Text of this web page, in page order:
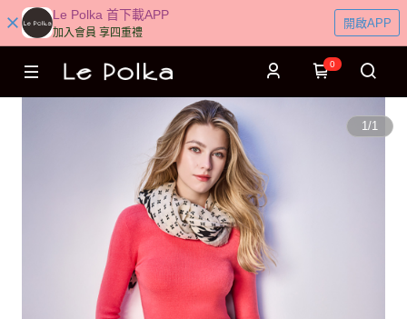
Le Polka 首下載APP
加入會員 享四重禮
開啟APP
0
1/1